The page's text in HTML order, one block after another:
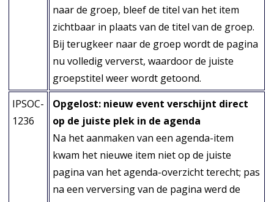
naar de groep, bleef de titel van het item
zichtbaar in plaats van de titel van de groep.
Bij terugkeer naar de groep wordt de pagina
nu volledig ververst, waardoor de juiste
groepstitel weer wordt getoond.
IPSOC-
1236
Opgelost: nieuw event verschijnt direct
op de juiste plek in de agenda
Na het aanmaken van een agenda-item
kwam het nieuwe item niet op de juiste
pagina van het agenda-overzicht terecht; pas
na een verversing van de pagina werd de